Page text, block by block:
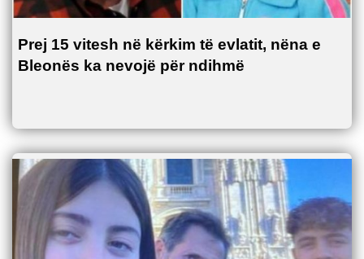
Prej 15 vitesh në kërkim të evlatit, nëna e
Bleonës ka nevojë për ndihmë